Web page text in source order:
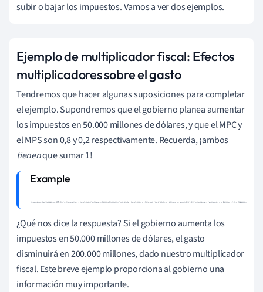
subir o bajar los impuestos. Vamos a ver dos ejemplos.
Ejemplo de multiplicador fiscal: Efectos
multiplicadores sobre el gasto
Tendremos que hacer algunas suposiciones para completar
el ejemplo. Supondremos que el gobierno planea aumentar
los impuestos en 50.000 millones de dólares, y que el MPC y
el MPS son 0,8 y 0,2 respectivamente. Recuerda, ¡ambos
tienenque sumar 1!
h wekn w :T a M u l ip li e r= –
$50billionSubstituteforTaxMultiplier:T axMultipl er=
Calculate:TaxMultiplier=–
4CalculateforchangeinGDP:GDP=TaxChange×TaxMultipl
er==$50billion×(–4)=– $200billion
¿Qué nos dice la respuesta? Si el gobierno aumenta los
impuestos en 50.000 millones de dólares, el gasto
disminuirá en 200.000 millones, dado nuestro multiplicador
fiscal. Este breve ejemplo proporciona al gobierno una
información muy importante.